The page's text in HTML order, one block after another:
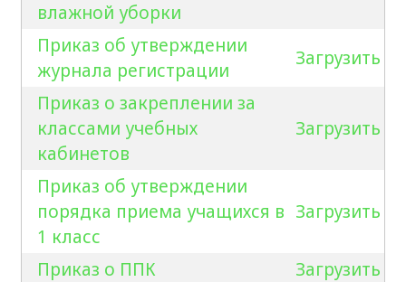
влажной уборки
Приказ об утверждении
журнала регистрации
Загрузить
Приказ о закреплении за
классами учебных
кабинетов
Загрузить
Приказ об утверждении
порядка приема учащихся в
1 класс
Загрузить
Приказ о ППК
Загрузить